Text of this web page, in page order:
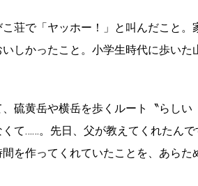
荘で「ヤッホー！」と叫んだこと。
しかったこと。小学生時代に歩いた
硫黄岳や横岳を歩くルート〝らし
て……。先日、父が教えてくれたん
を作ってくれていたことを、あらた